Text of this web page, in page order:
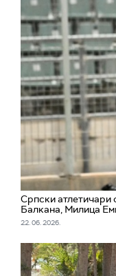
Српски атлетичари
Балкана, Милица
22. 06. 2026.